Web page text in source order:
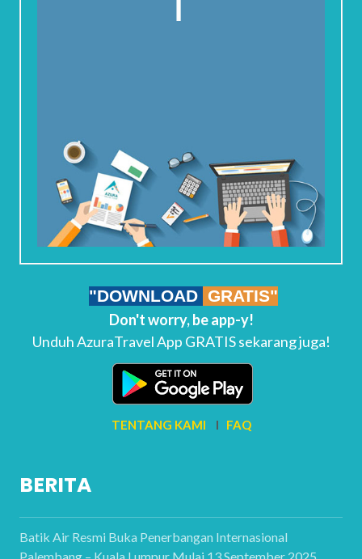
"DOWNLOAD GRATIS"
Don't worry, be app-y!
Unduh AzuraTravel App GRATIS sekarang juga!
TENTANG KAMI I FAQ
BERITA
Batik Air Resmi Buka Penerbangan Internasional